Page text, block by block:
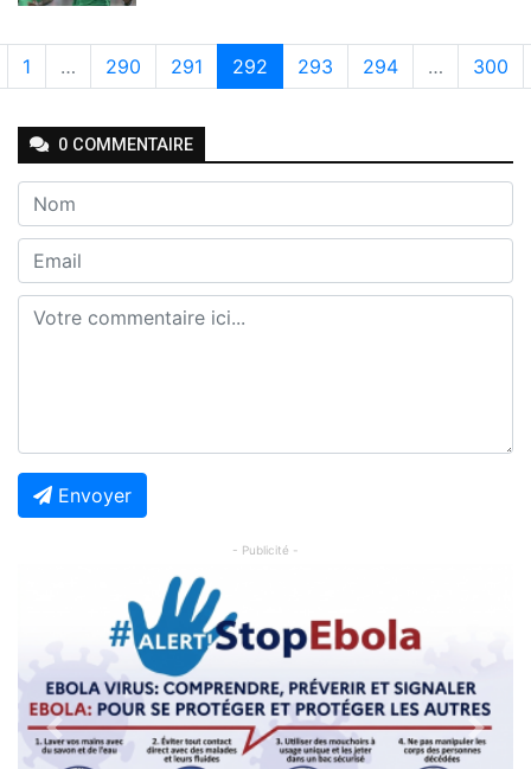
1 … 290 291 292 293 294 … 300
0 COMMENTAIRE
Envoyer
- Publicité -
Previous Next